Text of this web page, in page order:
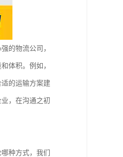
的物流公司，
体积。例如，
的运输方案建
，在沟通之初
种方式，我们